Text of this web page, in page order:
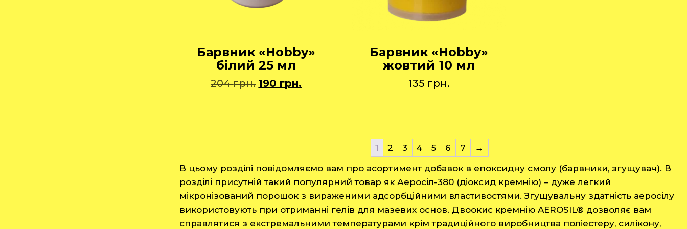
Барвник «Hobby»
білий 25 мл
204грн. Оригінальна
190 грн.
Барвник «Hobby»
жовтий 10 мл
135 грн.
1 2 3 4 5 6 7 →
В цьому розділі повідомляємо вам про асортимент добавок в епоксидну смолу (барвники, згущувач). В
розділі присутній такий популярний товар як Аеросіл-380 (діоксид кремнію) – дуже легкий
мікронізований порошок з вираженими адсорбційними властивостями. Згущувальну здатність аеросілу
використовують при отриманні гелів для мазевих основ. Двоокис кремнію AEROSIL® дозволяє вам
справлятися з екстремальними температурами крім традиційного виробництва поліестеру, силікону,